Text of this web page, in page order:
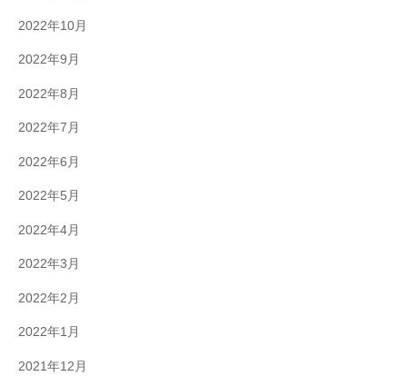
2022年10月
2022年9月
2022年8月
2022年7月
2022年6月
2022年5月
2022年4月
2022年3月
2022年2月
2022年1月
2021年12月